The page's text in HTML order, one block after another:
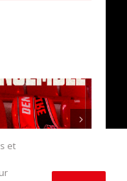
LA CAMPAGNE DE
EST OUVERTE !
et